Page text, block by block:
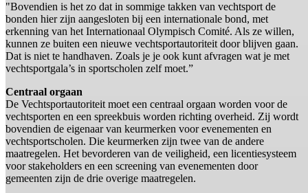
"Bovendien is het zo dat in sommige takken van vechtsport de
bonden hier zijn aangesloten bij een internationale bond, met
erkenning van het Internationaal Olympisch Comité. Als ze willen,
kunnen ze buiten een nieuwe vechtsportautoriteit door blijven gaan.
Dat is niet te handhaven. Zoals je je ook kunt afvragen wat je met
vechtsportgala’s in sportscholen zelf moet.”
Centraal orgaan
De Vechtsportautoriteit moet een centraal orgaan worden voor de
vechtsporten en een spreekbuis worden richting overheid. Zij wordt
bovendien de eigenaar van keurmerken voor evenementen en
vechtsportscholen. Die keurmerken zijn twee van de andere
maatregelen. Het bevorderen van de veiligheid, een licentiesysteem
voor stakeholders en een screening van evenementen door
gemeenten zijn de drie overige maatregelen.